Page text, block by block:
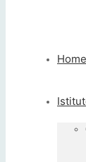
Home